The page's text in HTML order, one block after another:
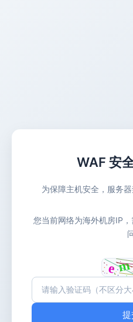
WAF 安
为保障主机安全，服务
您当前网络为海外机房IP
提